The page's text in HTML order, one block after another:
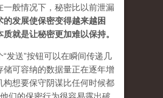
一般情况下，秘密比以前泄漏
的发展使保密变得越来越困
就是让秘密更加难以保持。
发送”按钮可以在瞬间传递几
储可容纳的数据量正在逐年增
构想要保守阴谋比任何时候都